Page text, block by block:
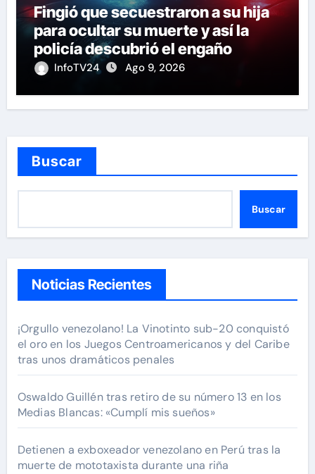
Fingió que secuestraron a su hija
para ocultar su muerte y así la
policía descubrió el engaño
InfoTV24 Ago 9, 2026
Buscar
Buscar
Noticias Recientes
¡Orgullo venezolano! La Vinotinto sub-20 conquistó
el oro en los Juegos Centroamericanos y del Caribe
tras unos dramáticos penales
Oswaldo Guillén tras retiro de su número 13 en los
Medias Blancas: «Cumplí mis sueños»
Detienen a exboxeador venezolano en Perú tras la
muerte de mototaxista durante una riña